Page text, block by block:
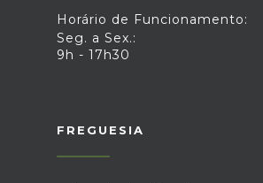
Horário de Funcionamento:
Seg. a Sex.:
9h - 17h30
FREGUESIA